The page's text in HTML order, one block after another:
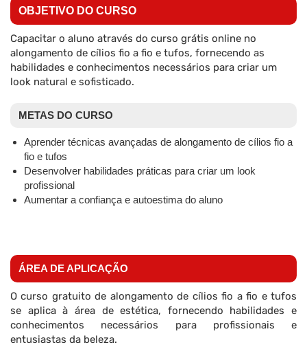
OBJETIVO DO CURSO
Capacitar o aluno através do curso grátis online no
alongamento de cílios fio a fio e tufos, fornecendo as
habilidades e conhecimentos necessários para criar um
look natural e sofisticado.
METAS DO CURSO
Aprender técnicas avançadas de alongamento de cílios fio a
fio e tufos
Desenvolver habilidades práticas para criar um look
profissional
Aumentar a confiança e autoestima do aluno
ÁREA DE APLICAÇÃO
O curso gratuito de alongamento de cílios fio a fio e tufos
se aplica à área de estética, fornecendo habilidades e
conhecimentos necessários para profissionais e
entusiastas da beleza.